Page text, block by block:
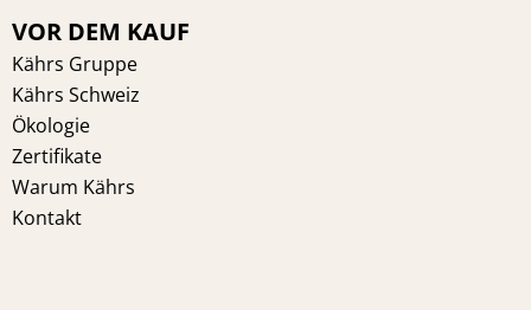
VOR DEM KAUF
Kährs Gruppe
Kährs Schweiz
Ökologie
Zertifikate
Warum Kährs
Kontakt